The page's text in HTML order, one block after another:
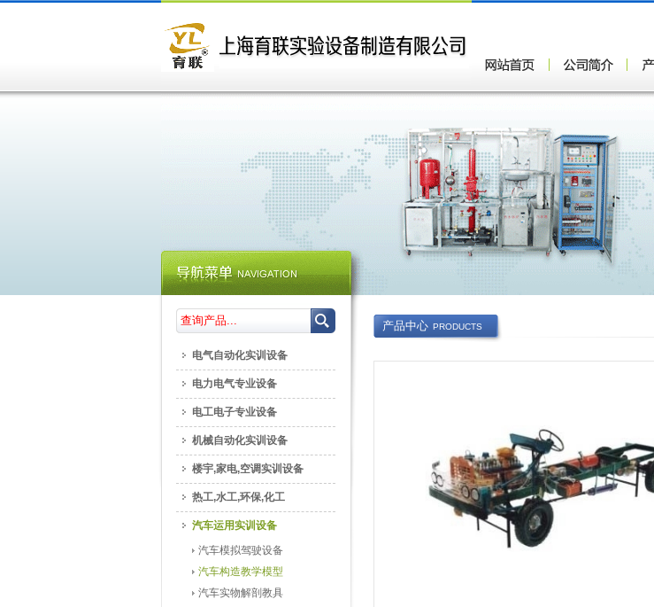
产品中心 PRODUCTS
电气自动化实训设备
电力电气专业设备
电工电子专业设备
机械自动化实训设备
楼宇,家电,空调实训设备
热工,水工,环保,化工
汽车运用实训设备
汽车模拟驾驶设备
汽车构造教学模型
汽车实物解剖教具